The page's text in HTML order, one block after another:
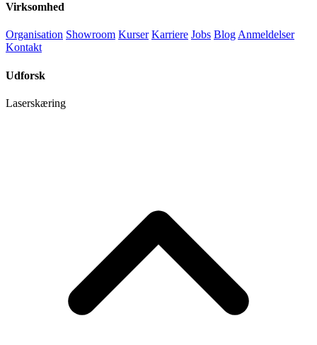
Virksomhed
Organisation Showroom Kurser Karriere Jobs Blog Anmeldelser
Kontakt
Udforsk
Laserskæring